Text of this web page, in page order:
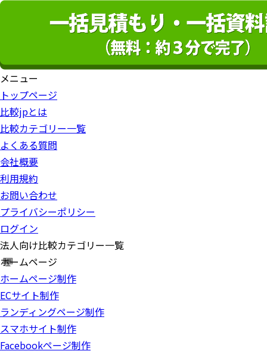
メニュー
トップページ
比較jpとは
比較カテゴリー一覧
よくある質問
会社概要
利用規約
お問い合わせ
プライバシーポリシー
ログイン
法人向け比較カテゴリー一覧
ホームページ
ホームページ制作
ECサイト制作
ランディングページ制作
スマホサイト制作
Facebookページ制作